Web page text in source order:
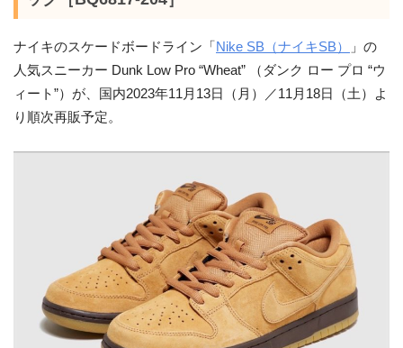
ナイキのスケードボードライン「 Nike SB（ナイキSB）
」の
人気スニーカー Dunk Low Pro “Wheat” （ダンク ロー プロ “ウ
ィート”）が、国内2023年11月13日（月）／11月18日（土）よ
り順次再販予定。